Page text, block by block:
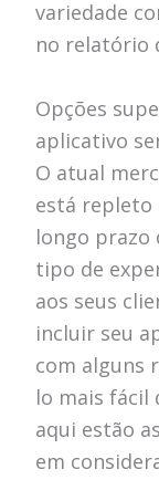
variedade
no relatório
Opções
aplicativo
O atual
está repleto
longo prazo
tipo de
aos seus
incluir seu
com alguns
lo mais fácil
aqui estão
em